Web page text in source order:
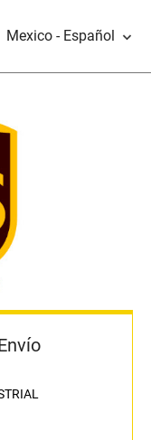
Mexico - Español